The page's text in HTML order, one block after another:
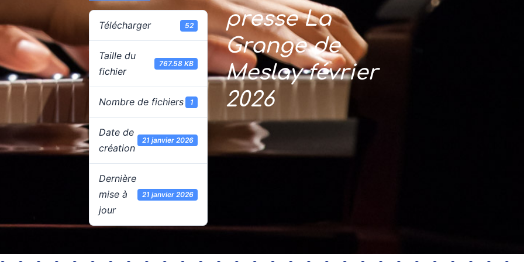
Télécharger 52
Taille du
fichier
767.58 KB
Nombre de fichiers 1
Date de
création
21 janvier 2026
Dernière
mise à
jour
21 janvier 2026
presse La
Grange de
Meslay février
2026